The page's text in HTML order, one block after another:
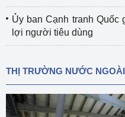
Ủy ban Cạnh tranh Quốc
lợi người tiêu dùng
THỊ TRƯỜNG NƯỚC NGOÀI